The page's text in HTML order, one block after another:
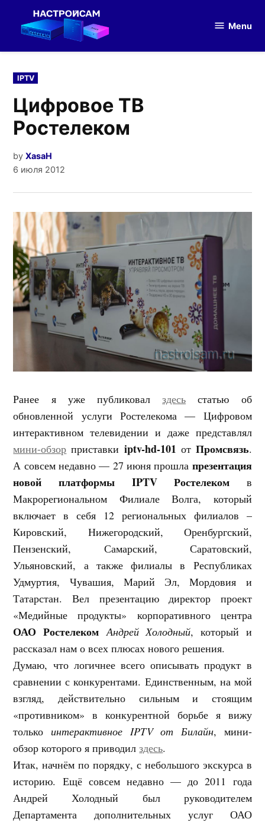
оборудования
Menu
POSTED
IN
IPTV
Цифровое ТВ
Ростелеком
by XasaH
6 июля 2012
Ранее я уже публиковалздесь статью об
обновленной услуги Ростелекома — Цифровом
интерактивном телевидении и даже представлял
мини-обзор приставки iptv-hd-101 от Промсвязь.
А совсем недавно — 27 июня прошла презентация
новой платформы IPTV Ростелеком в
Макрорегиональном Филиале Волга, который
включает в себя 12 региональных филиалов –
Кировский, Нижегородский, Оренбургский,
Пензенский, Самарский, Саратовский,
Ульяновский, а также филиалы в Республиках
Удмуртия, Чувашия, Марий Эл, Мордовия и
Татарстан. Вел презентацию директор проект
«Медийные продукты» корпоративного центра
ОАО Ростелеком Андрей Холодный, который и
рассказал нам о всех плюсах нового решения.
Думаю, что логичнее всего описывать продукт в
сравнении с конкурентами. Единственным, на мой
взгляд, действительно сильным и стоящим
«противником» в конкурентной борьбе я вижу
только интерактивное IPTV от Билайн, мини-
обзор которого я приводилздесь.
Итак, начнём по порядку, с небольшого экскурса в
историю. Ещё совсем недавно — до 2011 года
Андрей Холодный был руководителем
Департамента дополнительных услуг ОАО